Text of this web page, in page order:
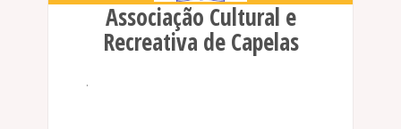
Associação Cultural e
Recreativa de Capelas
.